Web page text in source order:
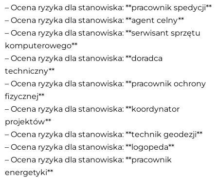
– Ocena ryzyka dla stanowiska: **pracownik spedycji**
– Ocena ryzyka dla stanowiska: **agent celny**
– Ocena ryzyka dla stanowiska: **serwisant sprzętu
komputerowego**
– Ocena ryzyka dla stanowiska: **doradca
techniczny**
– Ocena ryzyka dla stanowiska: **pracownik ochrony
fizycznej**
– Ocena ryzyka dla stanowiska: **koordynator
projektów**
– Ocena ryzyka dla stanowiska: **technik geodezji**
– Ocena ryzyka dla stanowiska: **logopeda**
– Ocena ryzyka dla stanowiska: **pracownik
energetyki**